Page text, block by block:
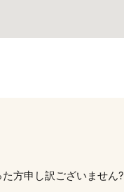
方申し訳ございません?